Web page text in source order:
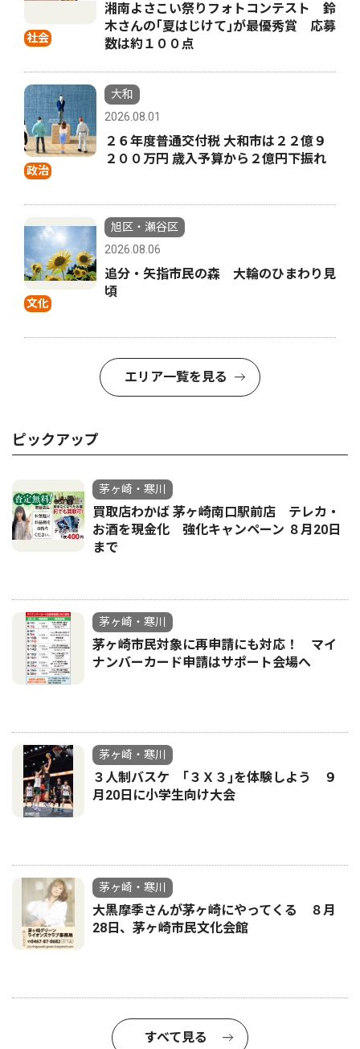
社会
湘南よさこい祭りフォトコンテスト 鈴
木さんの｢夏はじけて｣が最優秀賞 応募
数は約１００点
政治
大和
2026.08.01
２６年度普通交付税 大和市は２２億９
２００万円 歳入予算から２億円下振れ
文化
旭区・瀬谷区
2026.08.06
追分・矢指市民の森 大輪のひまわり見
頃
エリア一覧を見る
ピックアップ
茅ヶ崎・寒川
買取店わかば 茅ヶ崎南口駅前店 テレカ・
お酒を現金化 強化キャンペーン ８月20日
まで
茅ヶ崎・寒川
茅ヶ崎市民対象に再申請にも対応！ マイ
ナンバーカード申請はサポート会場へ
茅ヶ崎・寒川
３人制バスケ ｢３Ｘ３｣を体験しよう ９
月20日に小学生向け大会
茅ヶ崎・寒川
大黒摩季さんが茅ヶ崎にやってくる ８月
28日、茅ヶ崎市民文化会館
すべて見る